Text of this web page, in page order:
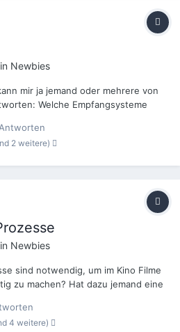
Newbies
mir ja jemand oder mehrere von
Welche Empfangsysteme
downloaden? Bei meinen
Systeme gesto...
2 weitere)
Newbies
sind notwendig, um im Kino Filme
zu machen? Hat dazu jemand eine
übersichtlich liefern?
4 weitere)